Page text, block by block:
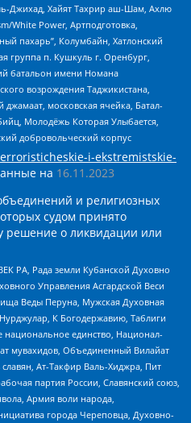
Джихад, Хайят Тахрир аш-Шам, Ахлю
White Power, Артподготовка,
пахарь”, Колумбайн, Хатлонский
группа п. Кушкуль г. Оренбург,
батальон имени Номана
возрождения Таджикистана,
московская ячейка, Батал-
Молодёжь Которая Улыбается,
добровольческий корпус
i-ekstremistskie-
на 16.11.2023
и религиозных
судом принято
решение о ликвидации или
РА, Рада земли Кубанской Духовно
Управления Асгардской Веси
Веды Перуна, Мужская Духовная
К Богодержавию, Таблиги
национальное единство, Национал-
мувахидов, Объединенный Вилайат
Ат-Такфир Валь-Хиджра, Пит
партия России, Славянский союз,
Армия воли народа,
города Череповца, Духовно-